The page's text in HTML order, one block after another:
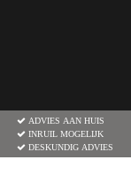
ADVIES AAN HUIS
INRUIL MOGELIJK
DESKUNDIG ADVIES